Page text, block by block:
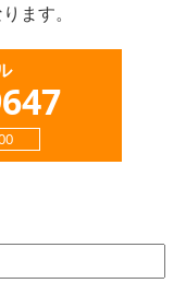
ます。